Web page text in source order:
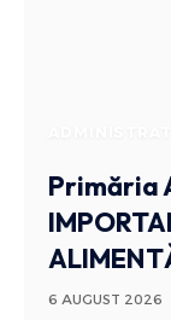
Primăria
6 AUGUST 2026